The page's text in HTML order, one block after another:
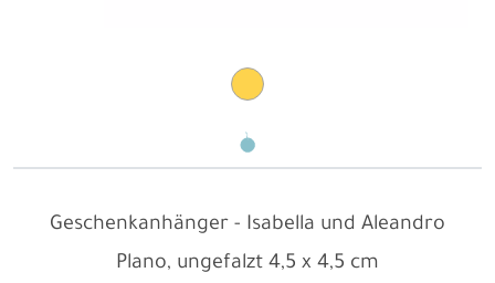
Geschenkanhänger - Isabella und Aleandro
Plano, ungefalzt 4,5 x 4,5 cm